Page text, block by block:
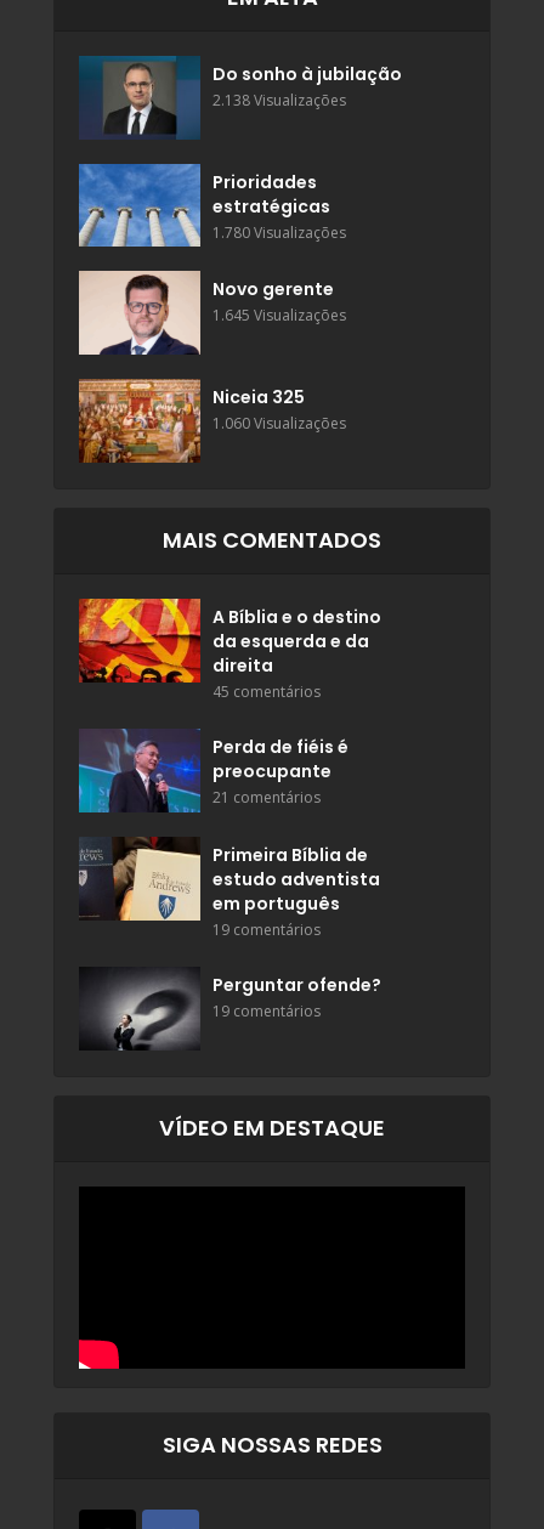
Do sonho à jubilação
2.138 Visualizações
Prioridades
estratégicas
1.780 Visualizações
Novo gerente
1.645 Visualizações
Niceia 325
1.060 Visualizações
MAIS COMENTADOS
A Bíblia e o destino
da esquerda e da
direita
45 comentários
Perda de fiéis é
preocupante
21 comentários
Primeira Bíblia de
estudo adventista
em português
19 comentários
Perguntar ofende?
19 comentários
VÍDEO EM DESTAQUE
SIGA NOSSAS REDES